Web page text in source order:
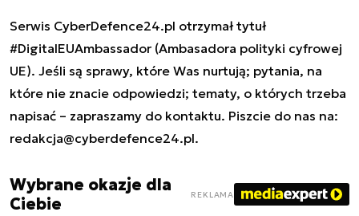
Serwis CyberDefence24.pl otrzymał tytuł
#DigitalEUAmbassador (Ambasadora polityki cyfrowej
UE). Jeśli są sprawy, które Was nurtują; pytania, na
które nie znacie odpowiedzi; tematy, o których trzeba
napisać – zapraszamy do kontaktu. Piszcie do nas na:
redakcja@cyberdefence24.pl.
Wybrane okazje dla
Ciebie
REKLAMA